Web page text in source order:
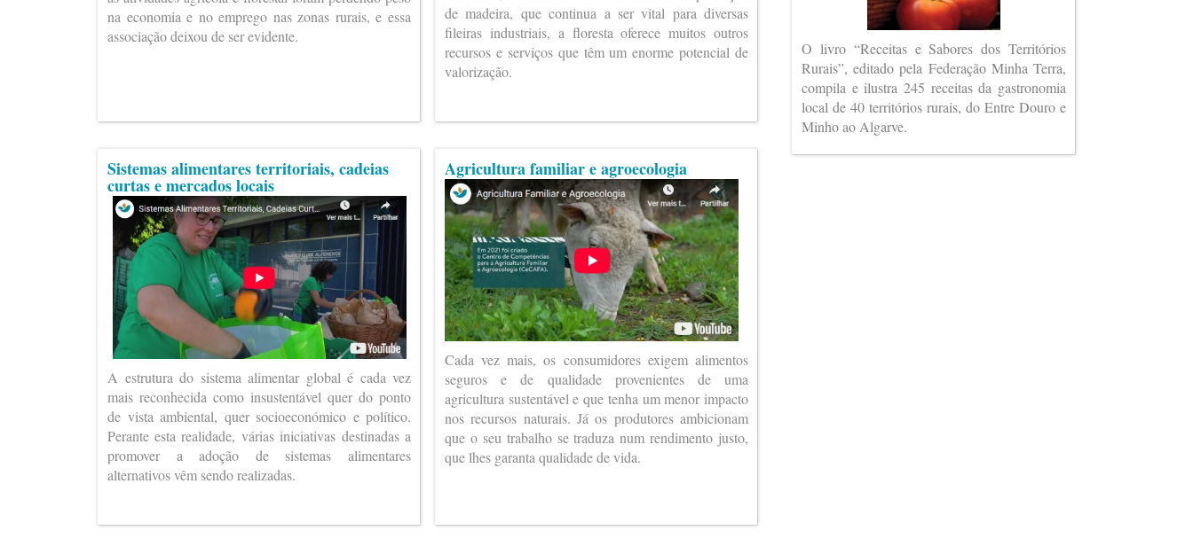
na economia e no emprego nas zonas rurais, e essa
associação deixou de ser evidente.
Sistemas alimentares territoriais, cadeias
curtas e mercados locais
A estrutura do sistema alimentar global é cada vez
mais reconhecida como insustentável quer do ponto
de vista ambiental, quer socioeconómico e político.
Perante esta realidade, várias iniciativas destinadas a
promover a adoção de sistemas alimentares
alternativos vêm sendo realizadas.
de madeira, que continua a ser vital para diversas
fileiras industriais, a floresta oferece muitos outros
recursos e serviços que têm um enorme potencial de
valorização.
Agricultura familiar e agroecologia
Cada vez mais, os consumidores exigem alimentos
seguros e de qualidade provenientes de uma
agricultura sustentável e que tenha um menor impacto
nos recursos naturais. Já os produtores ambicionam
que o seu trabalho se traduza num rendimento justo,
que lhes garanta qualidade de vida.
O livro “Receitas e Sabores dos Territórios
Rurais”, editado pela Federação Minha Terra,
compila e ilustra 245 receitas da gastronomia
local de 40 territórios rurais, do Entre Douro e
Minho ao Algarve.